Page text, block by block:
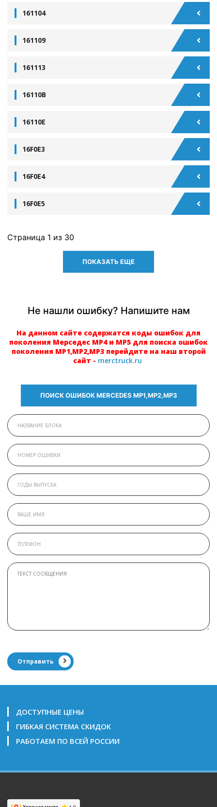
161104
161109
161113
16110B
16110E
16F0E3
16F0E4
16F0E5
Страница 1 из 30
ПОКАЗАТЬ ЕЩЕ
Не нашли ошибку? Напишите нам
На данном сайте содержатся коды ошибок для
поколения Мерседес МР4 и МР5 для поиска ошибок
поколения МР1,МР2,МР3 перейдите на наш второй
сайт - merctruck.ru
ПОИСК ОШИБОК MERCEDES МР1,МР2,МР3
Отправить
ДОСТУПНЫЕ ЦЕНЫ
ГИБКАЯ СИСТЕМА СКИДОК
РАБОТАЕМ ПО ВСЕЙ РОССИИ